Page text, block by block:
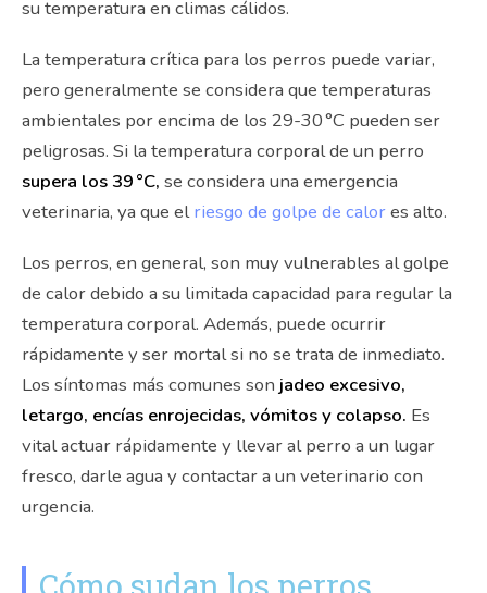
su temperatura en climas cálidos.
La temperatura crítica para los perros puede variar,
pero generalmente se considera que temperaturas
ambientales por encima de los 29-30 °C pueden ser
peligrosas. Si la temperatura corporal de un perro
supera los 39 °C, se considera una emergencia
veterinaria, ya que elriesgo de golpe de calores alto.
Los perros, en general, son muy vulnerables al golpe
de calor debido a su limitada capacidad para regular la
temperatura corporal. Además, puede ocurrir
rápidamente y ser mortal si no se trata de inmediato.
Los síntomas más comunes son jadeo excesivo,
letargo, encías enrojecidas, vómitos y colapso. Es
vital actuar rápidamente y llevar al perro a un lugar
fresco, darle agua y contactar a un veterinario con
urgencia.